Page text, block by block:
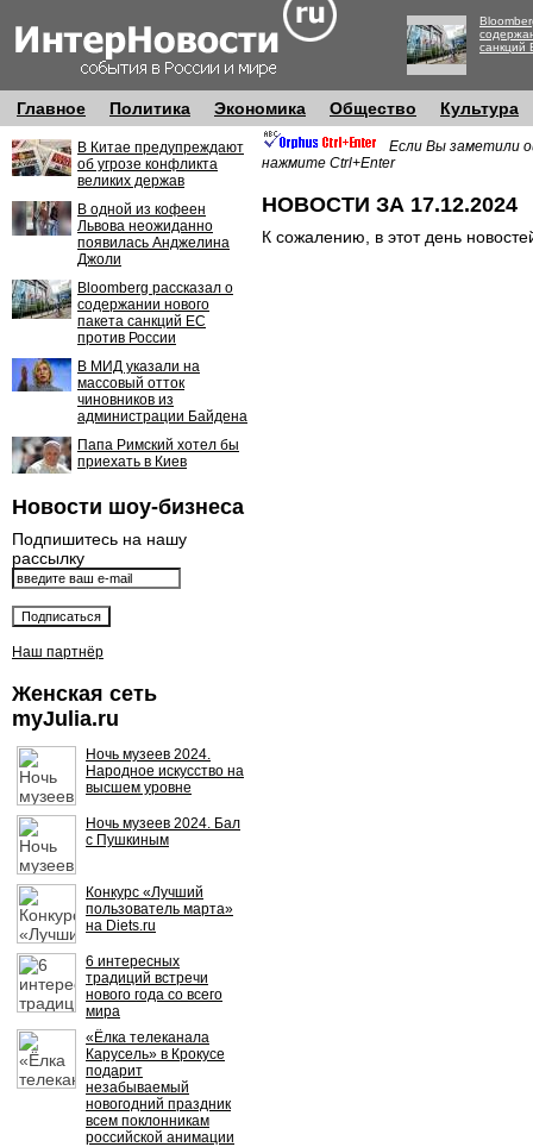
санкций
Главное Политика Экономика Общество Культура
В Китае предупреждают
об угрозе конфликта
великих держав
В одной из кофеен
Львова неожиданно
появилась Анджелина
Джоли
Bloomberg рассказал о
содержании нового
пакета санкций ЕС
против России
В МИД указали на
массовый отток
чиновников из
администрации Байдена
Папа Римский хотел бы
приехать в Киев
Новости шоу-бизнеса
Подпишитесь на нашу
рассылку
Наш партнёр
Женская сеть
myJulia.ru
Ночь музеев 2024.
Народное искусство на
высшем уровне
Ночь музеев 2024. Бал
с Пушкиным
Конкурс «Лучший
пользователь марта»
на Diets.ru
6 интересных
традиций встречи
нового года со всего
мира
«Ёлка телеканала
Карусель» в Крокусе
подарит
незабываемый
новогодний праздник
всем поклонникам
российской анимации
Если Вы заметили
нажмите Ctrl+Enter
НОВОСТИ ЗА 17.12.2024
К сожалению, в этот день